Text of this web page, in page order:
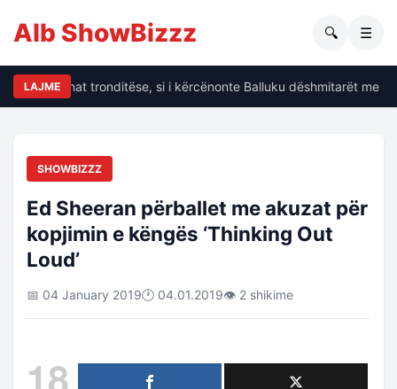
Alb ShowBizzz 🔍 ☰
LAJME
të dhënat tronditëse, si i kërcënonte Balluku dëshmitarët me
SHOWBIZZZ
Ed Sheeran përballet me akuzat për
kopjimin e këngës ‘Thinking Out
Loud’
📅 04 January 2019🕐 04.01.2019👁 2 shikime
18